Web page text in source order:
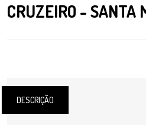
CRUZEIRO - SANTA
DESCRIÇÃO